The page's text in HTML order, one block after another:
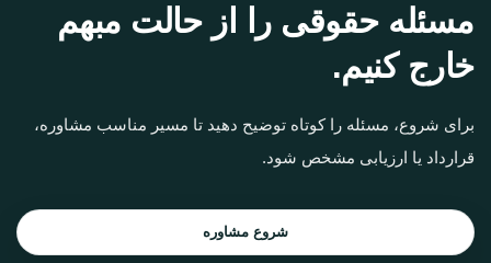
مسئله حقوقی را از حالت مبهم
خارج کنیم.
برای شروع، مسئله را کوتاه توضیح دهید تا مسیر مناسب مشاوره،
قرارداد یا ارزیابی مشخص شود.
شروع مشاوره